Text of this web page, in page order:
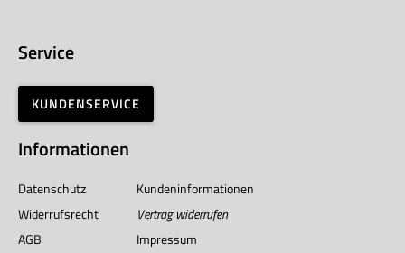
Service
KUNDENSERVICE
Informationen
Datenschutz
Kundeninformationen
Widerrufsrecht
Vertrag widerrufen
AGB
Impressum